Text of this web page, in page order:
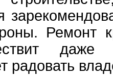
Ремонт
даже
радовать